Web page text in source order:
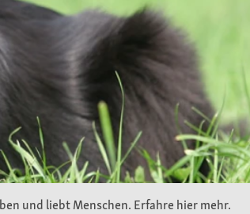
und liebt Menschen. Erfahre hier mehr.